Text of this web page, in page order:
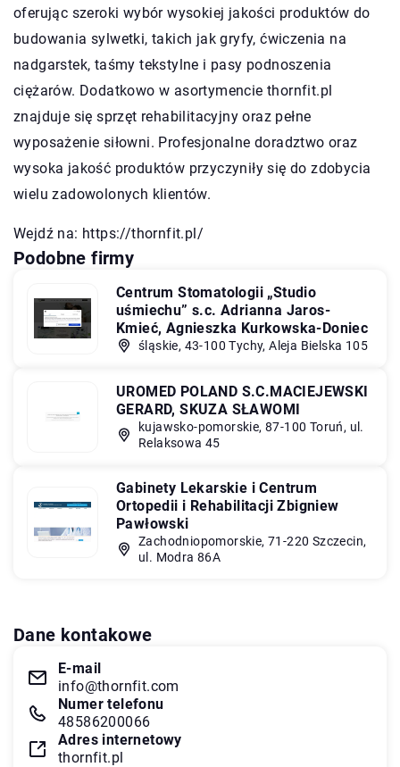
oferując szeroki wybór wysokiej jakości produktów do
budowania sylwetki, takich jak gryfy, ćwiczenia na
nadgarstek, taśmy tekstylne i pasy podnoszenia
ciężarów. Dodatkowo w asortymencie thornfit.pl
znajduje się sprzęt rehabilitacyjny oraz pełne
wyposażenie siłowni. Profesjonalne doradztwo oraz
wysoka jakość produktów przyczyniły się do zdobycia
wielu zadowolonych klientów.
Wejdź na: https://thornfit.pl/
Podobne firmy
Centrum Stomatologii „Studio
uśmiechu” s.c. Adrianna Jaros-
Kmieć, Agnieszka Kurkowska-Doniec
śląskie, 43-100 Tychy, Aleja Bielska 105
UROMED POLAND S.C.MACIEJEWSKI
GERARD, SKUZA SŁAWOMI
kujawsko-pomorskie, 87-100 Toruń, ul.
Relaksowa 45
Gabinety Lekarskie i Centrum
Ortopedii i Rehabilitacji Zbigniew
Pawłowski
Zachodniopomorskie, 71-220 Szczecin,
ul. Modra 86A
Dane kontakowe
E-mail
info@thornfit.com
Numer telefonu
48586200066
Adres internetowy
thornfit.pl